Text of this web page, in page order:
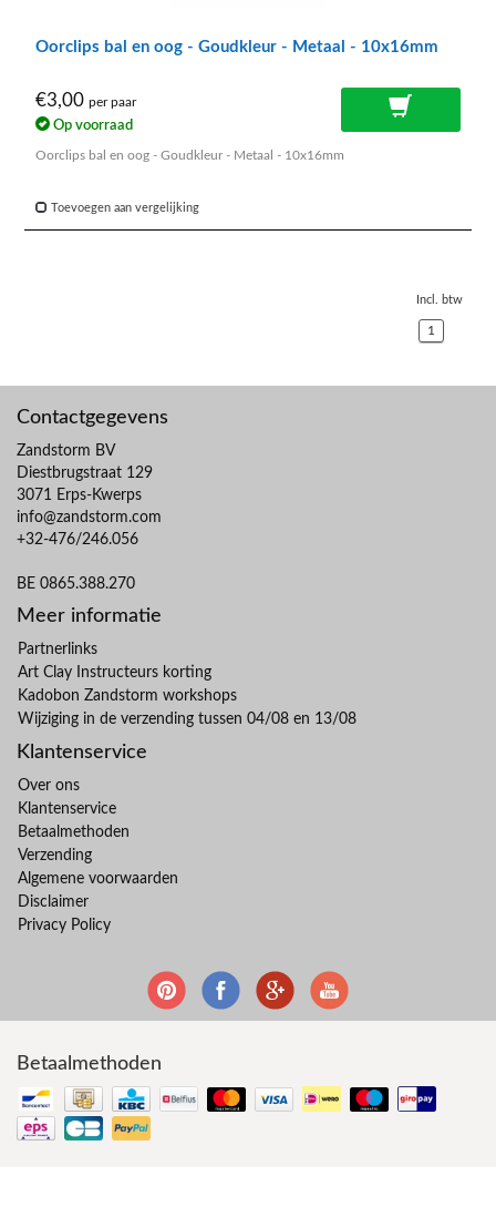
Oorclips bal en oog - Goudkleur - Metaal - 10x16mm
€3,00 per paar
Op voorraad
Oorclips bal en oog - Goudkleur - Metaal - 10x16mm
Toevoegen aan vergelijking
Incl. btw
1
Contactgegevens
Zandstorm BV
Diestbrugstraat 129
3071 Erps-Kwerps
info@zandstorm.com
+32-476/246.056
BE 0865.388.270
Meer informatie
Partnerlinks
Art Clay Instructeurs korting
Kadobon Zandstorm workshops
Wijziging in de verzending tussen 04/08 en 13/08
Klantenservice
Over ons
Klantenservice
Betaalmethoden
Verzending
Algemene voorwaarden
Disclaimer
Privacy Policy
Betaalmethoden